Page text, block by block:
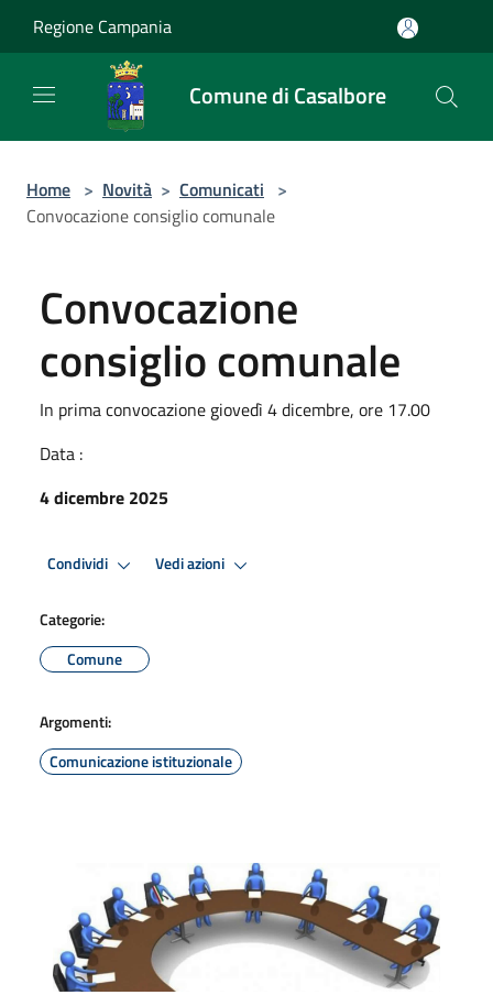
Regione Campania
Comune di Casalbore
Home > Novità > Comunicati >
Convocazione consiglio comunale
Convocazione
consiglio comunale
In prima convocazione giovedì 4 dicembre, ore 17.00
Data :
4 dicembre 2025
Condividi Vedi azioni
Categorie:
Comune
Argomenti:
Comunicazione istituzionale